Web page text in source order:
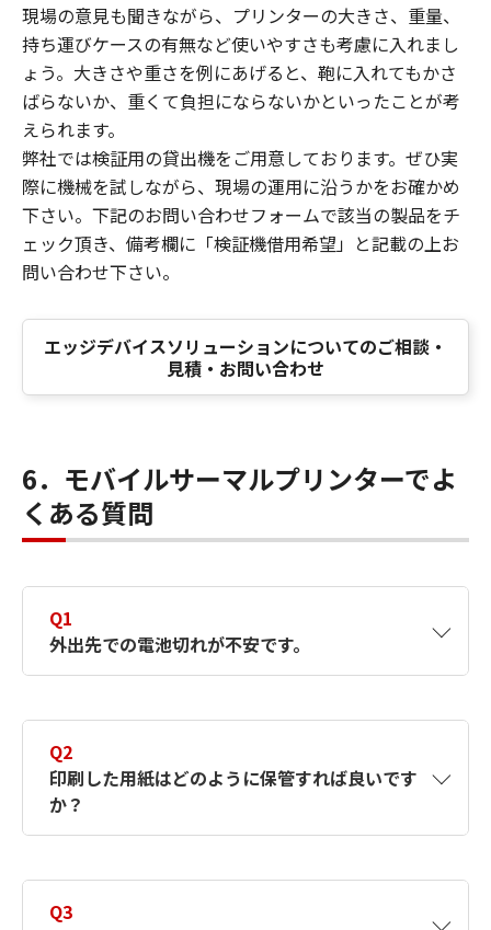
現場の意見も聞きながら、プリンターの大きさ、重量、
持ち運びケースの有無など使いやすさも考慮に入れまし
ょう。大きさや重さを例にあげると、鞄に入れてもかさ
ばらないか、重くて負担にならないかといったことが考
えられます。
弊社では検証用の貸出機をご用意しております。ぜひ実
際に機械を試しながら、現場の運用に沿うかをお確かめ
下さい。下記のお問い合わせフォームで該当の製品をチ
ェック頂き、備考欄に「検証機借用希望」と記載の上お
問い合わせ下さい。
エッジデバイスソリューションについてのご相談・
見積・お問い合わせ
6．モバイルサーマルプリンターでよ
くある質問
Q1
外出先での電池切れが不安です。
交換できる機種を選択し、印刷が多い日は予
す。
の着脱が可能です。
※バッテリー単体での充電も可
Q2
印刷した用紙はどのように保管すれば良いです
か？
Q3